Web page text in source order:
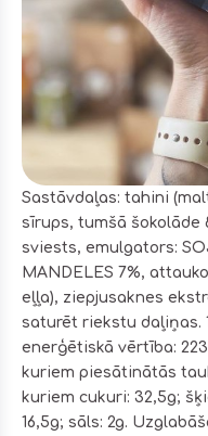
Sastāvdaļas: tahini
sīrups, tumšā šokolāde
sviests, emulgators:
MANDELES 7%,
eļļa), ziepjusaknes
saturēt riekstu daļiņas.
enerģētiskā vērtība:
kuriem piesātinātās
kuriem cukuri: 32,5g;
16,5g; sāls: 2g.